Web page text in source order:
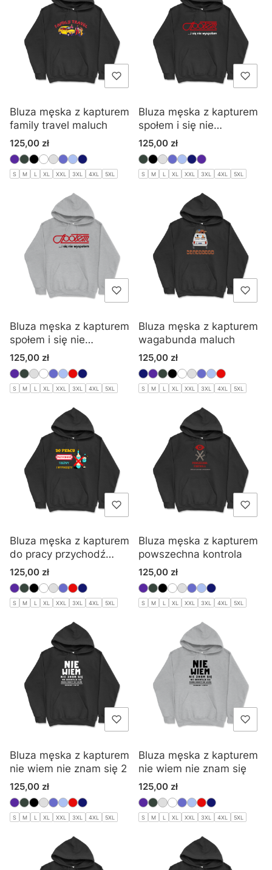
Bluza męska z kapturem
family travel maluch
Cena
125,00 zł
S M L XL XXL 3XL 4XL 5XL
Bluza męska z kapturem
społem i się nie
wyspołem 2
Cena
125,00 zł
S M L XL XXL 3XL 4XL 5XL
Bluza męska z kapturem
społem i się nie
wyspołem
Cena
125,00 zł
S M L XL XXL 3XL 4XL 5XL
Bluza męska z kapturem
wagabunda maluch
Cena
125,00 zł
S M L XL XXL 3XL 4XL 5XL
Bluza męska z kapturem
do pracy przychodź
trzeźwy i wypoczęty
Cena
125,00 zł
S M L XL XXL 3XL 4XL 5XL
Bluza męska z kapturem
powszechna kontrola
Cena
125,00 zł
S M L XL XXL 3XL 4XL 5XL
Bluza męska z kapturem
nie wiem nie znam się 2
Cena
125,00 zł
S M L XL XXL 3XL 4XL 5XL
Bluza męska z kapturem
nie wiem nie znam się
Cena
125,00 zł
S M L XL XXL 3XL 4XL 5XL